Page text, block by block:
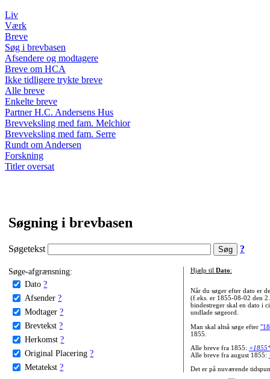
Liv
Værk
Breve
Søg i brevbasen
Afsendere og modtagere
Breve om HCA
Ikke tidligere trykte breve
Alle breve
Enkelte breve
Partner H.C. Andersens Hus
Brevveksling med fam. Melchior
Brevveksling med fam. Serre
Rundt om Andersen
Forskning
Titler oversat
Søgning i brevbasen
Søgetekst ?
Søge-afgrænsning:
Dato ?
Afsender ?
Modtager ?
Brevtekst ?
Herkomst ?
Original Placering ?
Metatekst ?
Hjælp til Dato:
Når du søger efter dato er
(f.eks. er 1855-08-02 den
bindestreger skal en dato i
undlade søgeord.
Man skal altså søge efter
1855.
Alle breve fra 1855:
Alle breve fra august 1855:
Det er på nuværende